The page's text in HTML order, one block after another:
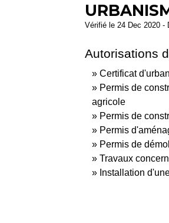
Vérifié le 24 Dec 2020 -
Autorisations
Certificat
Permis de
agricole
Permis de
Permis
Permis de
Travaux
Installation